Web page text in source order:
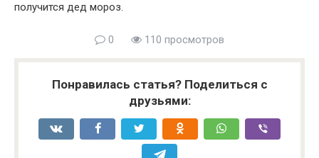
получится дед мороз.
0 110 просмотров
Понравилась статья? Поделиться с
друзьями: